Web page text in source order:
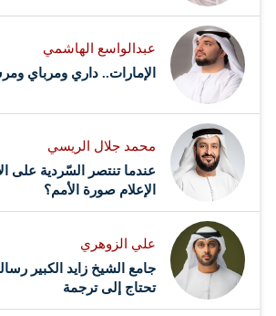
عبدالواسع الهاشمي
الإمارات.. داري ومرباي
محمد جلال الريسي
عندما تنتصر السّردية على
الإعلام صورة الأمم؟
علي الزوهري
جامع الشيخ زايد الكبير
تحتاج إلى ترجمة